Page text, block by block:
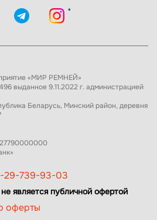
*
«МИР РЕМНЕЙ»
выданное 9.11.2022 г. администрацией
Беларусь, Минский район, деревня
29-739-93-03
является публичной офертой
оферты